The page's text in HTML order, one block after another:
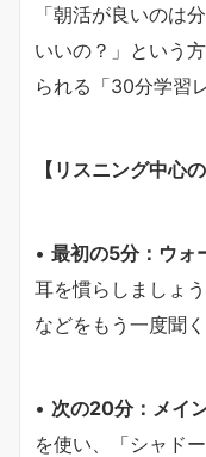
「朝活が良いのは
いいの？」という
られる「30分学習
【リスニング中心
• 最初の5分：ウォ
耳を慣らしましょ
などをもう一度聞
• 次の20分：メイ
を使い、「シャド